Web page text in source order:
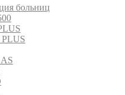
больниц